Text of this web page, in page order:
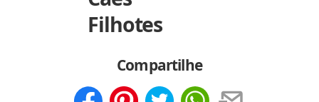
Filhotes
Compartilhe